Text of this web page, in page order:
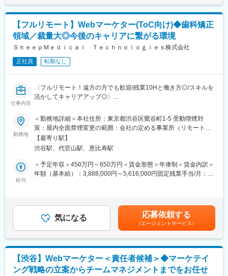
◎クリニックでは、当社の受付スタッフやカウンセラーが実務面
をしっかりサポートいるため、既存店舗のサポートだけでなく新
規開院も計画しています。今後は既存のクリニック以外に対して
も積極的にコンサルティング事業を展開する予定です。
・KPIの設定と進捗管理、データに基づいた改善策の立案と実行
・ロードマップの作成と管理
・部門間（経営層、営業、マーケティング等）の調整
※ご本人の意向および試用期間中の業務状況などを踏まえて適材適
所を判断していきます。
※少数精鋭で実力主義、かつ積極性・協力性・スピードを重んじる
組織です。
早期にチームリードをお任せするケースもあります。
ディレクター、UXUIデザイナー、エンジニア（バックエンド、フ
ロントエンド、インフラ、AI各種在籍。業務委託・外注含む）で
プロダクトチームを組成。現PdMは業務委託で活躍されており、
今回は正社員のプロダクトマネージャーとして中心的な役割をお
※医療業界経験者も居りますので、業界知識は不問です。
全国フルリモート制を導入しており、場所を縛られず拡大中の自
社サービスに携わりたい方にお勧めです。
四半期に一回程度の対面で会うキックオフの機会もご用意してお
ります。
変更の範囲：会社の定める業務
記です。
【フルリモート】Webマーケター(ToC向け)◆歯科矯正
領域／裁量大◎今後のキャリアに繋がる環境
ＳｈｅｅｐＭｅｄｉｃａｌ Ｔｅｃｈｎｏｌｏｇｉｅｓ株式会社
正社員 転勤なし
仕事内容
〈フルリモート！遠方の方でも歓迎/残業10Hと働き方◎/スキルを
活かしてキャリアアップ◎〉
■業務概要：
グループ会社が運営支援している全国23院の歯科クリニックのマ
ーケティングに携わっていただくポジションです。toC領域での
GoogleやYahoo！リスティング広告やSEOをメインに活躍されて
来られた方を募集しています。
歯科矯正マーケティングの領域において、国内トップクラスのノ
ウハウをもつマーケターと一緒に業務を行っていただけます。
■業務内容詳細：
◇各WEB媒体の広告運用と関連業務全般
・Googleリスティング広告、SNS広告を中心に運用
・LPOの企画立案からLP制作のディレクション・広告バナー／動
勤務地
＜勤務地詳細＞本社住所：東京都渋谷区鶯谷町1-5 受動喫煙対
策：屋内全面禁煙変更の範囲：会社の定める事業所（リモートワ
ーク含む）
【最寄り駅】
渋谷駅、代官山駅、恵比寿駅
給与
＜予定年収＞450万円～650万円＜賃金形態＞年俸制＜賃金内訳＞
年額（基本給）：3,888,000円～5,616,000円固定残業手当/月：
あくまでも目安の金額であり、選考を通じて上下する可能性があ
ります。月給(月額)は固定手当を含めた表記です。
気になる 応募依頼する
（エージェントサービス）
【渋谷】Webマーケター＜責任者候補＞◆マーケテイ
ング戦略の立案からチームマネジメントまでをお任せ